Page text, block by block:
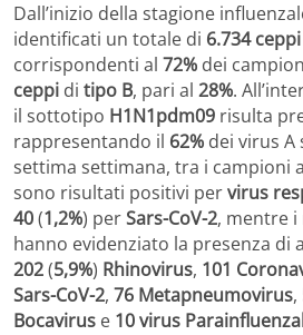
Dall’inizio della stagione
identificati un totale di 6.734 ceppi
corrispondenti al 72% dei
ceppi di tipo B, pari al 28%.
il sottotipo H1N1pdm09 risulta
rappresentando il 62% dei virus
settima settimana, tra i campioni
sono risultati positivi pervirus
40(1,2%) perSars-CoV-2, mentre
hanno evidenziato la presenza di
202(5,9%) Rhinovirus, 101
Sars-CoV-2, 76 Metapneumovirus,
Bocavirus e 10 virus